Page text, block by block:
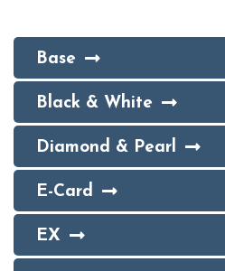
Base
Black & White
Diamond & Pearl
E-Card
EX